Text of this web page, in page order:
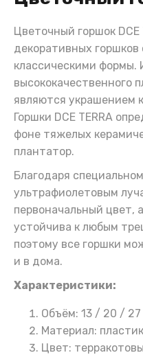
Цветочный горшок
декоративных горшков
классическими формы.
высококачественного
являются украшением
Горшки DCE TERRA
фоне тяжелых
плантатор.
Благодаря
ультрафиолетовым
первоначальный цвет,
устойчива к любым
поэтому все горшки
и в дома.
Характеристики:
Объём: 13 / 20 /
Материал: пластик
Цвет: